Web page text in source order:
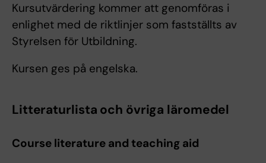
Kursutvärdering kommer att genomföras i
enlighet med de riktlinjer som fastställts av
Styrelsen för Utbildning.
Kursen ges på engelska.
Litteraturlista och övriga läromedel
Course literature and teaching aid